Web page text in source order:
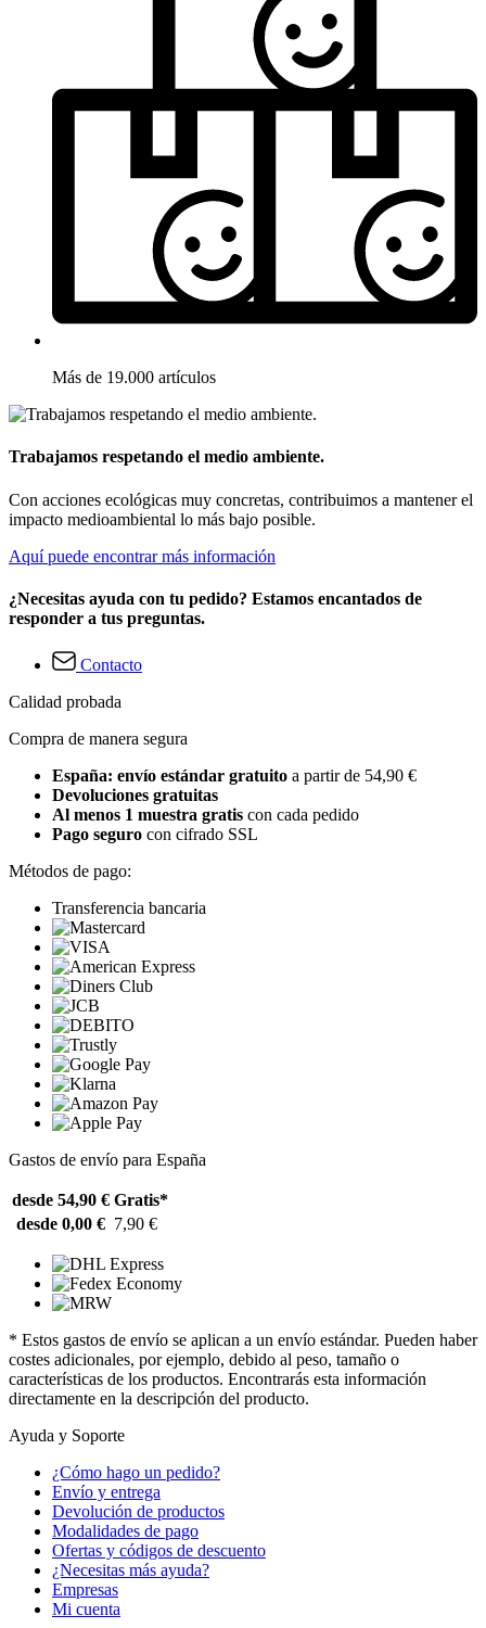
Más de 19.000 artículos
Trabajamos respetando el medio ambiente.
Con acciones ecológicas muy concretas, contribuimos a mantener el
impacto medioambiental lo más bajo posible.
Aquí puede encontrar más información
¿Necesitas ayuda con tu pedido? Estamos encantados de
responder a tus preguntas.
Contacto
Calidad probada
Compra de manera segura
España: envío estándar gratuito a partir de 54,90 €
Devoluciones gratuitas
Al menos 1 muestra gratis con cada pedido
Pago seguro con cifrado SSL
Métodos de pago:
Transferencia bancaria
Gastos de envío para España
desde 54,90 € Gratis*
desde 0,00 € 7,90 €
* Estos gastos de envío se aplican a un envío estándar. Pueden haber
costes adicionales, por ejemplo, debido al peso, tamaño o
características de los productos. Encontrarás esta información
directamente en la descripción del producto.
Ayuda y Soporte
¿Cómo hago un pedido?
Envío y entrega
Devolución de productos
Modalidades de pago
Ofertas y códigos de descuento
¿Necesitas más ayuda?
Empresas
Mi cuenta